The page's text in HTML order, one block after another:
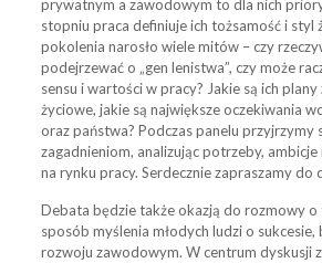
prywatnym a zawodowym to dla nich
stopniu praca definiuje ich tożsamość i styl
pokolenia narosło wiele mitów – czy
podejrzewać o „gen lenistwa”, czy może
sensu i wartości w pracy? Jakie są ich
życiowe, jakie są największe oczekiwania
oraz państwa? Podczas panelu przyjrzymy
zagadnieniom, analizując potrzeby, ambicje
na rynku pracy. Serdecznie zapraszamy do
Debata będzie także okazją do rozmowy o
sposób myślenia młodych ludzi o sukcesie,
rozwoju zawodowym. W centrum dyskusji